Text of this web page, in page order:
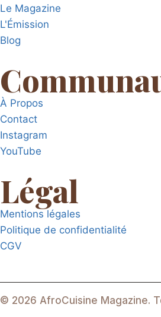
Le Magazine
L'Émission
Blog
À Propos
Contact
Instagram
YouTube
Légal
Mentions légales
Politique de confidentialité
CGV
© 2026 AfroCuisine Magazine.